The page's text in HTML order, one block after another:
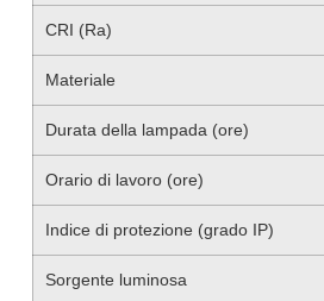
CRI (Ra)
Materiale
Durata della lampada (ore)
Orario di lavoro (ore)
Indice di protezione (grado IP)
Sorgente luminosa